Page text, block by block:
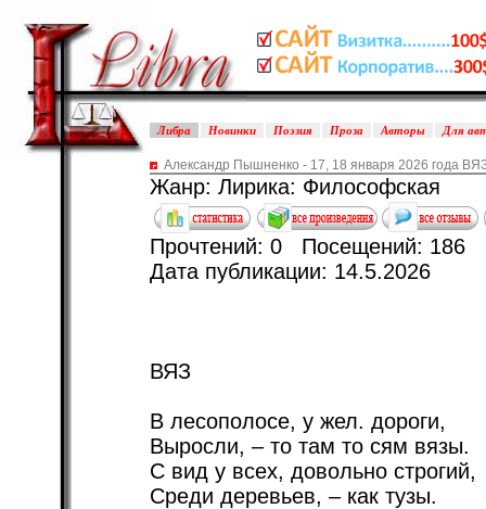
Либра Новинки Поэзия Проза Авторы Для
Александр Пышненко - 17, 18 января 2026 года
Жанр: Лирика: Философская
Прочтений: 0 Посещений: 186
Дата публикации: 14.5.2026
ВЯЗ
В лесополосе, у жел. дороги,
Выросли, – то там то сям вязы.
С вид у всех, довольно строгий,
Среди деревьев, – как тузы.